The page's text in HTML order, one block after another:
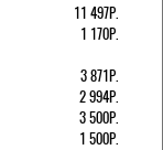
11 497Р.
1 170Р.
3 871Р.
2 994Р.
3 500Р.
1 500Р.